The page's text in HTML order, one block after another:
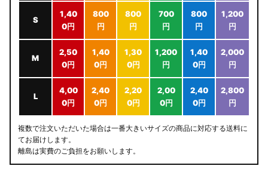
S
1,40
0円
800
円
800
円
700
円
800
円
1,200
円
M
2,50
0円
1,40
0円
1,30
0円
1,200
円
1,40
0円
2,000
円
L
4,00
0円
2,40
0円
2,20
0円
2,00
0円
2,40
0円
2,800
円
複数で注文いただいた場合は一番大きいサイズの商品に対応する送料に
てお届けします。
離島は実費のご負担をお願いします。